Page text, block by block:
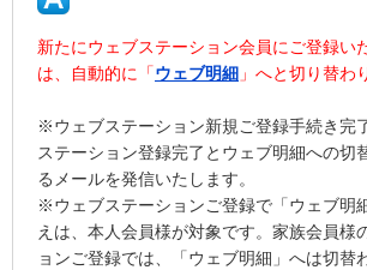
新たにウェブステーション会員にご登録い
は、自動的に「ウェブ明細 」へと切り替わ
※ウェブステーション新規ご登録手続き完
ステーション登録完了とウェブ明細への切
るメールを発信いたします。
※ウェブステーションご登録で「ウェブ明
えは、本人会員様が対象です。家族会員様
ョンご登録では、「ウェブ明細」へは切替